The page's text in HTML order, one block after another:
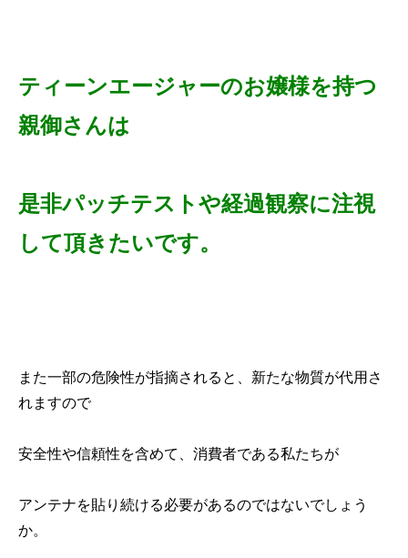
ティーンエージャーのお嬢様を持つ
親御さんは
是非パッチテストや経過観察に注視
して頂きたいです。
また一部の危険性が指摘されると、新たな物質が代用さ
れますので
安全性や信頼性を含めて、消費者である私たちが
アンテナを貼り続ける必要があるのではないでしょう
か。